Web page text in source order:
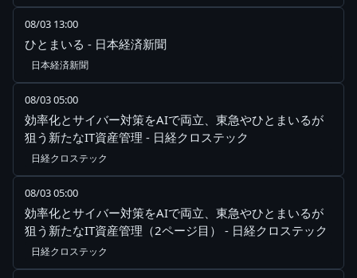
08/03 13:00
ひとまいる - 日本経済新聞
日本経済新聞
08/03 05:00
効率化とサイバー対策をAIで両立、東急やひとまいるが
狙う新たなIT資産管理 - 日経クロステック
日経クロステック
08/03 05:00
効率化とサイバー対策をAIで両立、東急やひとまいるが
狙う新たなIT資産管理（2ページ目） - 日経クロステック
日経クロステック